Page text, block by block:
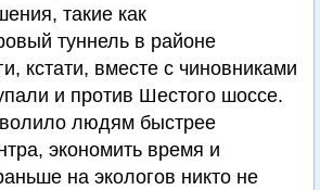
такие как
туннель в районе
кстати, вместе с чиновниками
и против Шестого шоссе.
людям быстрее
экономить время и
на экологов никто не